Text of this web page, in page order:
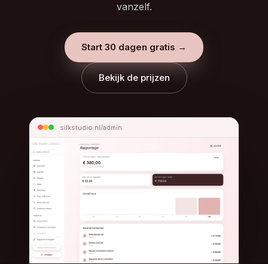
vanzelf.
Start 30 dagen gratis →
Bekijk de prijzen
silkstudio.nl/admin